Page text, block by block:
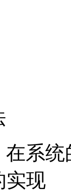
系统
实现